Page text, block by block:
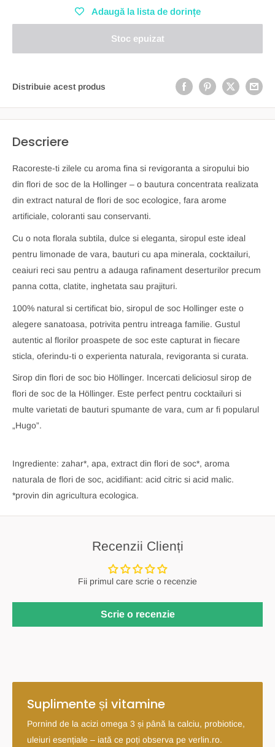
Adaugă la lista de dorințe
Stoc epuizat
Distribuie acest produs
Descriere
Racoreste-ti zilele cu aroma fina si revigoranta a siropului bio
din flori de soc de la Hollinger – o bautura concentrata realizata
din extract natural de flori de soc ecologice, fara arome
artificiale, coloranti sau conservanti.
Cu o nota florala subtila, dulce si eleganta, siropul este ideal
pentru limonade de vara, bauturi cu apa minerala, cocktailuri,
ceaiuri reci sau pentru a adauga rafinament deserturilor precum
panna cotta, clatite, inghetata sau prajituri.
100% natural si certificat bio, siropul de soc Hollinger este o
alegere sanatoasa, potrivita pentru intreaga familie. Gustul
autentic al florilor proaspete de soc este capturat in fiecare
sticla, oferindu-ti o experienta naturala, revigoranta si curata.
Sirop din flori de soc bio Höllinger. Incercati deliciosul sirop de
flori de soc de la Höllinger. Este perfect pentru cocktailuri si
multe varietati de bauturi spumante de vara, cum ar fi popularul
„Hugo”.
Ingrediente: zahar*, apa, extract din flori de soc*, aroma
naturala de flori de soc, acidifiant: acid citric si acid malic.
*provin din agricultura ecologica.
Recenzii Clienți
Fii primul care scrie o recenzie
Scrie o recenzie
Suplimente și vitamine
Pornind de la acizi omega 3 și până la calciu, probiotice,
uleiuri esențiale – iată ce poți observa pe verlin.ro.